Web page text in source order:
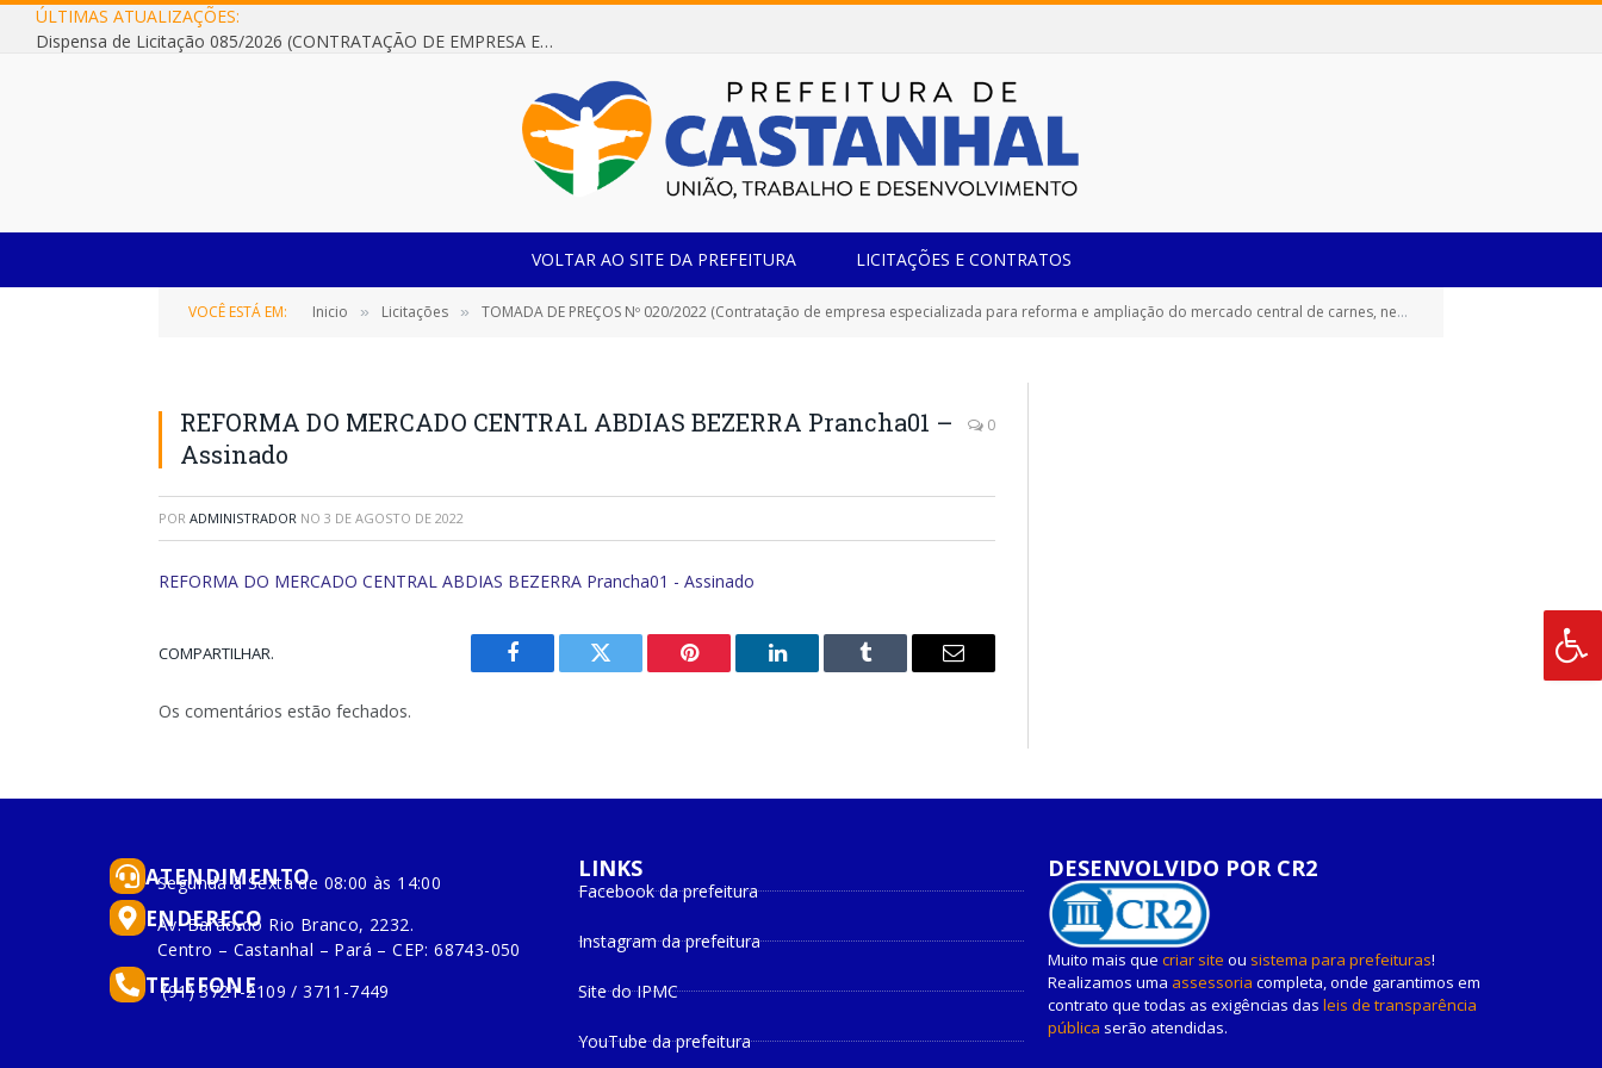
ÚLTIMAS ATUALIZAÇÕES:
Dispensa de Licitação 085/2026 (CONTRATAÇÃO DE EMPRESA ESPECIALIZADA NA FABRICAÇÃO DE MÓVEIS SOB MEDIDA COM ESTRUTURA METÁLICA EM METALON PARA ATENDIMENTO DAS NECESSIDADES DA SALA SIMOV DA EMEF MADRE MARIA VIGANÓ)
VOLTAR AO SITE DA PREFEITURA LICITAÇÕES E CONTRATOS
VOCÊ ESTÁ EM: Inicio » Licitações » TOMADA DE PREÇOS Nº 020/2022 (Contratação de empresa especializada para reforma e ampliação do mercado central de carnes, neste Município de Castanhal/Pará)
REFORMA DO MERCADO CENTRAL ABDIAS BEZERRA Prancha01 –
Assinado
0
POR ADMINISTRADOR NO 3 DE AGOSTO DE 2022
REFORMA DO MERCADO CENTRAL ABDIAS BEZERRA Prancha01 - Assinado
COMPARTILHAR.
Facebook Twitter Pinterest
O
Tumblr
E-
Os comentários estão fechados.
ATENDIMENTO
Segunda à Sexta de 08:00 às 14:00
ENDEREÇO
Av. Barão do Rio Branco, 2232.
Centro – Castanhal – Pará – CEP: 68743-050
TELEFONE
(91) 3721-2109 / 3711-7449
LINKS
Facebook da prefeitura
Instagram da prefeitura
Site do IPMC
YouTube da prefeitura
DESENVOLVIDO POR CR2
Muito mais que criar site ou sistema para prefeituras!
Realizamos uma assessoria completa, onde garantimos em
contrato que todas as exigências das leis de transparência
pública serão atendidas.